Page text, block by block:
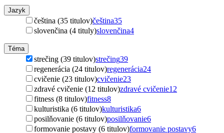
Jazyk
čeština (35 titulov)čeština35
slovenčina (4 tituly)slovenčina4
Téma
strečing (39 titulov)strečing39
regenerácia (24 titulov)regenerácia24
cvičenie (23 titulov)cvičenie23
zdravé cvičenie (12 titulov)zdravé cvičenie12
fitness (8 titulov)fitness8
kulturistika (6 titulov)kulturistika6
posilňovanie (6 titulov)posilňovanie6
formovanie postavy (6 titulov)formovanie postavy6